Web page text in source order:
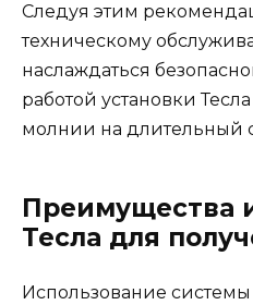
Следуя этим
техническому
наслаждаться
работой установки
молнии на длительный
Преимущества
Тесла для
Использование